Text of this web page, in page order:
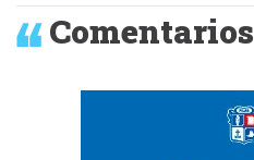
Comentarios